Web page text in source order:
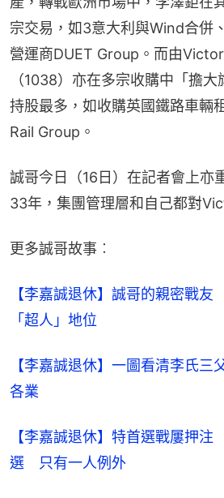
宗交易，如3意大利與Wind合併
營運商DUET Group。而由
（1038）亦在多宗收購中「擔
持股最多，如收購英國鐵路車輛
Rail Group。
誠哥今日（16日）在記者會上亦
33年，集團管理層和自己都對
更多誠哥故事︰
【李嘉誠退休】誠哥的親密戰友
「超人」地位
【李嘉誠退休】一圖看清李氏三
各業
【李嘉誠退休】特首選戰屢押注
選　只有一人例外